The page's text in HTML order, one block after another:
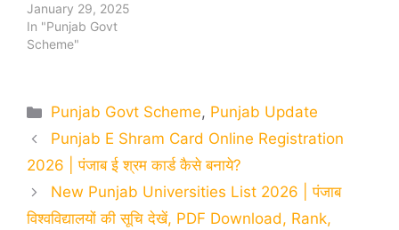
January 29, 2025
In "Punjab Govt
Scheme"
Categories
Punjab Govt Scheme, Punjab Update
Punjab E Shram Card Online Registration
2026 | पंजाब ई श्रम कार्ड कैसे बनाये?
New Punjab Universities List 2026 | पंजाब
विश्वविद्यालयों की सूचि देखें, PDF Download, Rank,